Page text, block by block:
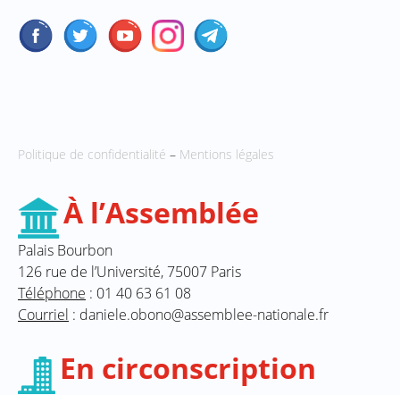
Politique de confidentialité – Mentions légales
À l’Assemblée
Palais Bourbon
126 rue de l’Université, 75007 Paris
Téléphone : 01 40 63 61 08
Courriel : daniele.obono@assemblee-nationale.fr
En circonscription